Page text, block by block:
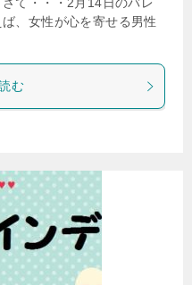
、女性が心を寄せる男性
む